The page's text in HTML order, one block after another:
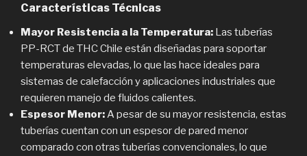
Características Técnicas
Mayor Resistencia a la Temperatura: Las tuberías
PP-RCT de THC Chile están diseñadas para soportar
temperaturas elevadas, lo que las hace ideales para
sistemas de calefacción y aplicaciones industriales que
requieren manejo de fluidos calientes.
Espesor Menor:A pesar de su mayor resistencia, estas
tuberías cuentan con un espesor de pared menor
comparado con otras tuberías convencionales, lo que